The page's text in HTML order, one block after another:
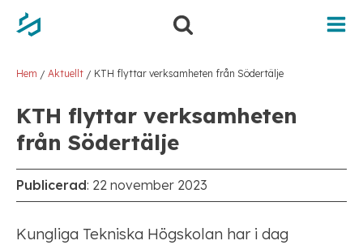
Hoppa
Hoppa
Hem / Aktuellt / KTH flyttar verksamheten från Södertälje
KTH flyttar verksamheten
från Södertälje
Publicerad: 22 november 2023
Kungliga Tekniska Högskolan har i dag